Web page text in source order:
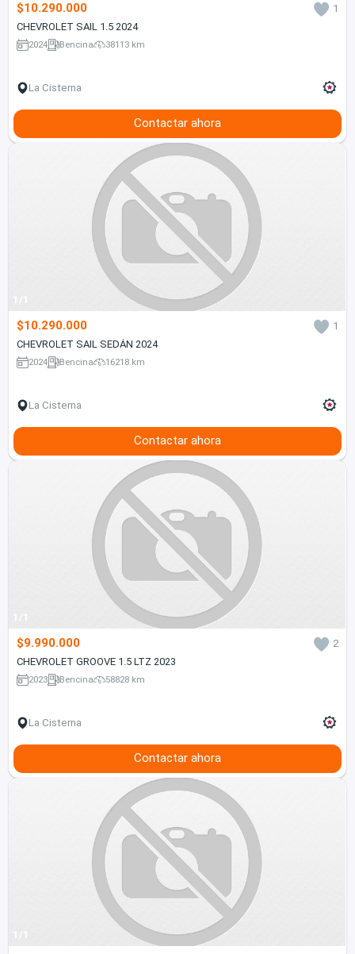
$10.290.000
1
CHEVROLET SAIL 1.5 2024
2024 Bencina 38113 km
La Cisterna
Contactar ahora
1/1
$10.290.000
1
CHEVROLET SAIL SEDÁN 2024
2024 Bencina 16218 km
La Cisterna
Contactar ahora
1/1
$9.990.000
2
CHEVROLET GROOVE 1.5 LTZ 2023
2023 Bencina 58828 km
La Cisterna
Contactar ahora
1/1